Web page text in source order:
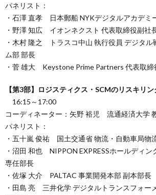
パネリスト：
・石澤 直孝 日本郵船 NYKデジタルアカデミ
・野澤 知広 イオンネクスト 代表取締役副社
・木村 隆之 トラスコ中山 執行役員 デジタル
ム部 部長
・菅 雄大 Keystone Prime Partners 代表取
【第3部】ロジスティクス・SCMのリスキリ
16:15～17:00
コーディネーター：矢野 裕児 流通経済大学
パネリスト：
・五十嵐 俊祐 国土交通省 物流・自動車局物
・沼田 和也 NIPPON EXPRESSホールディン
専任部長
・佐塚 大介 PALTAC 事業開発本部 副本部長
・田島 亮 三井化学 デジタルトランスフォー